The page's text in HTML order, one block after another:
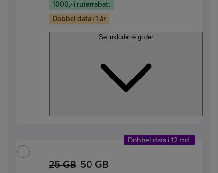
1000,- i ruterrabatt
Dobbel data i 1 år
Se inkluderte goder
Dobbel data i 12 md.
25 GB 50 GB